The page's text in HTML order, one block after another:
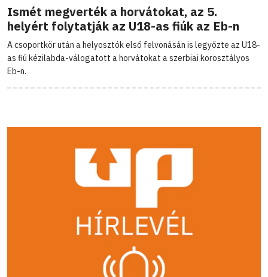
Ismét megverték a horvátokat, az 5.
helyért folytatják az U18-as fiúk az Eb-n
A csoportkör után a helyosztók első felvonásán is legyőzte az U18-
as fiú kézilabda-válogatott a horvátokat a szerbiai korosztályos
Eb-n.